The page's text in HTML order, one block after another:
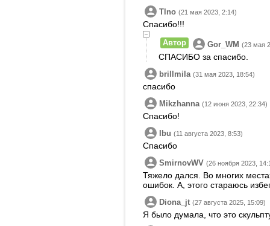
Tlno (21 мая 2023, 2:14)
Спасибо!!!
Автор Gor_WM (23 мая
СПАСИБО за спасибо.
brillmila (31 мая 2023, 18:54)
спасибо
Mikzhanna (12 июня 2023, 22:34)
Спасибо!
Ibu (11 августа 2023, 8:53)
Спасибо
SmirnovWV (26 ноября 2023,
Тяжело дался. Во многих
ошибок. А, этого стараюсь
Diona_jt (27 августа 2025, 15:09)
Я было думала, что это